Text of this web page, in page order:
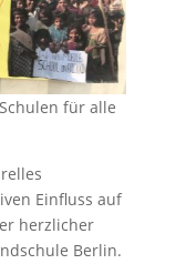
für alle
Einfluss auf
herzlicher
Berlin.